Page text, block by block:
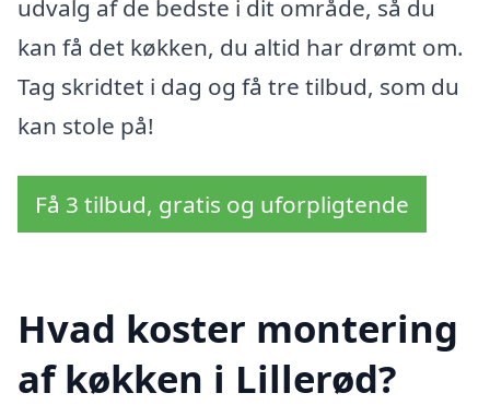
udvalg af de bedste i dit område, så du
kan få det køkken, du altid har drømt om.
Tag skridtet i dag og få tre tilbud, som du
kan stole på!
Få 3 tilbud, gratis og uforpligtende
Hvad koster montering
af køkken i Lillerød?